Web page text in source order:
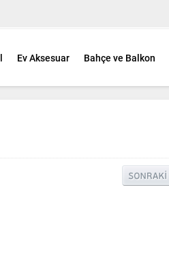
Ev Aksesuar Bahçe ve Balkon